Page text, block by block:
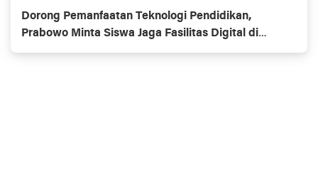
Dorong Pemanfaatan Teknologi Pendidikan,
Prabowo Minta Siswa Jaga Fasilitas Digital di
Sekolah